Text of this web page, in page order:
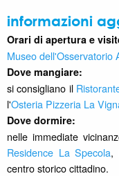
informazioni
Orari di apertura e
Museo dell'Osservatorio
Dove mangiare:
si consigliano il
l'Osteria Pizzeria La
Dove dormire:
nelle immediate
Residence La Specola,
centro storico cittadino.